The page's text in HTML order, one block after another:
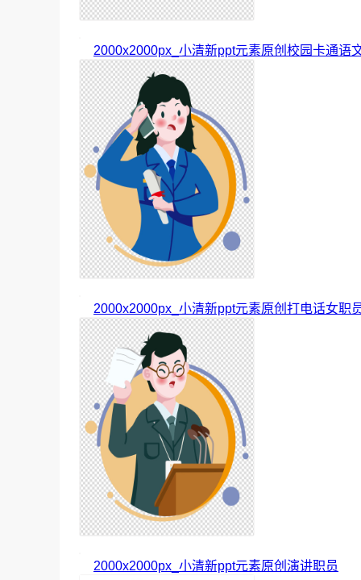
2000x2000px_小清新ppt元素原创校园卡通语
2000x2000px_小清新ppt元素原创打电话女职
2000x2000px_小清新ppt元素原创演讲职员